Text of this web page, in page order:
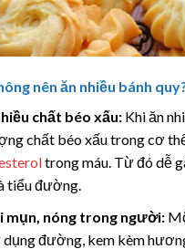
nên ăn nhiều bánh
chất béo xấu:Khi ăn
chất béo xấu trong cơ
trong máu. Từ đó dễ
tiểu đường.
mụn, nóng trong người:
dụng đường, kem kèm